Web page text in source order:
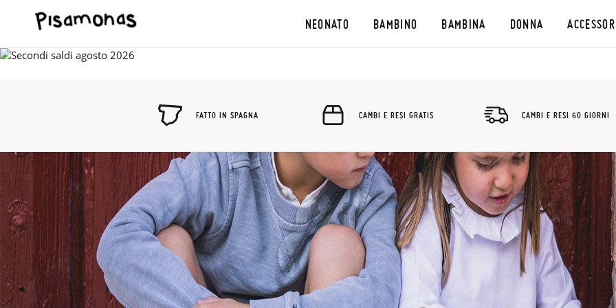
NEONATO BAMBINO BAMBINA DONNA
FATTO IN SPAGNA CAMBI E RESI GRATIS CAMBI E RESI 60 GIORNI